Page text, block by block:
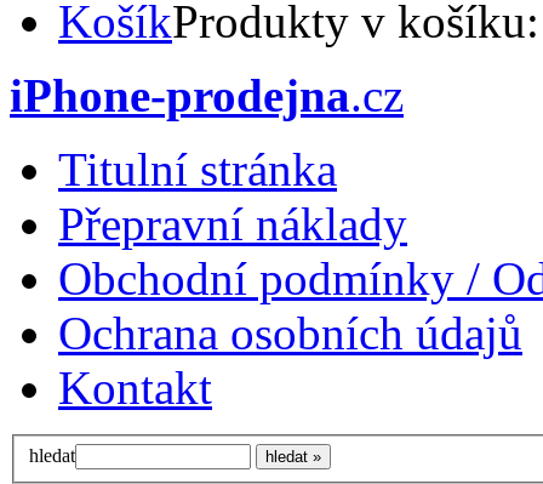
KošíkProdukty v
iPhone-prodejna.cz
Titulní stránka
Přepravní náklady
Obchodní podmínky /
Ochrana osobních údajů
Kontakt
hledat